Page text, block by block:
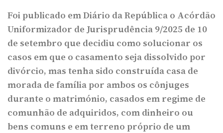
Foi publicado em Diário da República o Acórdão
Uniformizador de Jurisprudência 9/2025 de 10
de setembro que decidiu como solucionar os
casos em que o casamento seja dissolvido por
divórcio, mas tenha sido construída casa de
morada de família por ambos os cônjuges
durante o matrimónio, casados em regime de
comunhão de adquiridos, com dinheiro ou
bens comuns e em terreno próprio de um